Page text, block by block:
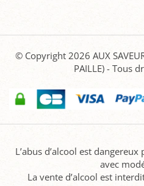
© Copyright 2026 AUX
PAILLE) - Tous
L’abus d’alcool est
avec
La vente d’alcool est